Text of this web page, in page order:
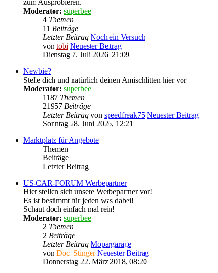
zum Ausprobieren.
Moderator: superbee
4 Themen
11 Beiträge
Letzter Beitrag Noch ein Versuch
von tobi Neuester Beitrag
Dienstag 7. Juli 2026, 21:09
Newbie?
Stelle dich und natürlich deinen Amischlitten hier vor
Moderator: superbee
1187 Themen
21957 Beiträge
Letzter Beitrag von speedfreak75 Neuester Beitrag
Sonntag 28. Juni 2026, 12:21
Marktplatz für Angebote
Themen
Beiträge
Letzter Beitrag
US-CAR-FORUM Werbepartner
Hier stellen sich unsere Werbepartner vor!
Es ist bestimmt für jeden was dabei!
Schaut doch einfach mal rein!
Moderator: superbee
2 Themen
2 Beiträge
Letzter Beitrag Mopargarage
von Doc_Stinger Neuester Beitrag
Donnerstag 22. März 2018, 08:20